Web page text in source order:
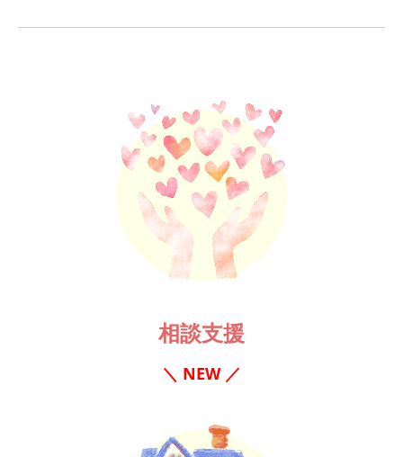
相談支援
＼ NEW ／